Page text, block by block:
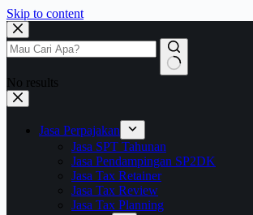
Skip to content
No results
Jasa Perpajakan
Jasa SPT Tahunan
Jasa Pendampingan SP2DK
Jasa Tax Retainer
Jasa Tax Review
Jasa Tax Planning